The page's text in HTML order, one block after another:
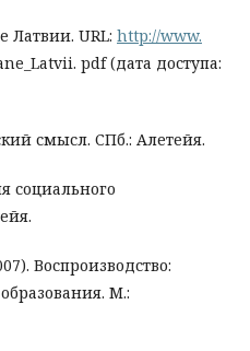
Латвии. URL: http://www.
pdf (дата доступа:
смысл. СПб.: Алетейя.
социального
Воспроизводство:
М.: